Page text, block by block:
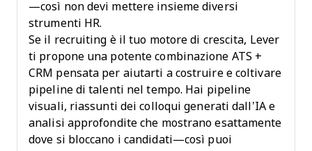
—così non devi mettere insieme diversi
strumenti HR.
Se il recruiting è il tuo motore di crescita, Lever
ti propone una potente combinazione ATS +
CRM pensata per aiutarti a costruire e coltivare
pipeline di talenti nel tempo. Hai pipeline
visuali, riassunti dei colloqui generati dall’IA e
analisi approfondite che mostrano esattamente
dove si bloccano i candidati—così puoi